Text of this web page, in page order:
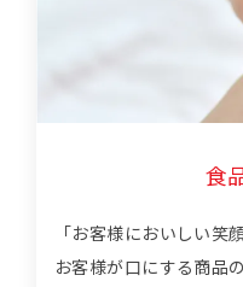
食
「お客様においしい笑
お客様が口にする商品